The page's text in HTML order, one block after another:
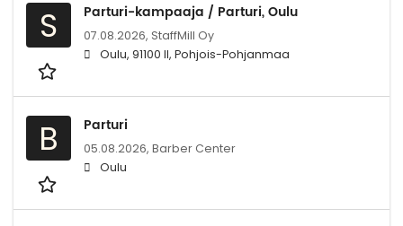
S Parturi-kampaaja / Parturi, Oulu
07.08.2026, StaffMill Oy
Oulu, 91100 II, Pohjois-Pohjanmaa
B Parturi
05.08.2026, Barber Center
Oulu